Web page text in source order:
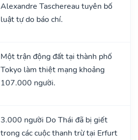
Alexandre Taschereau tuyên bố
luật tự do báo chí.
Một trận động đất tại thành phố
Tokyo làm thiệt mạng khoảng
107.000 người.
3.000 người Do Thái đã bị giết
trong các cuộc thanh trừ tại Erfurt